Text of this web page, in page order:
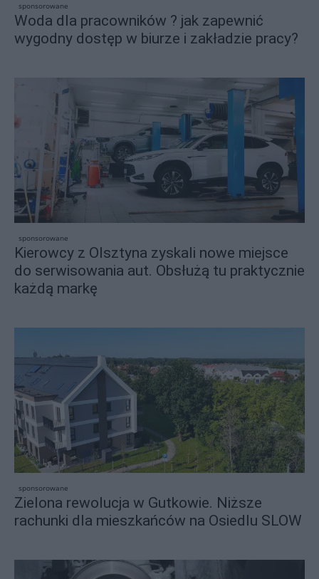
sponsorowane
Woda dla pracowników ? jak zapewnić
wygodny dostęp w biurze i zakładzie pracy?
sponsorowane
Kierowcy z Olsztyna zyskali nowe miejsce
do serwisowania aut. Obsłużą tu praktycznie
każdą markę
sponsorowane
Zielona rewolucja w Gutkowie. Niższe
rachunki dla mieszkańców na Osiedlu SLOW